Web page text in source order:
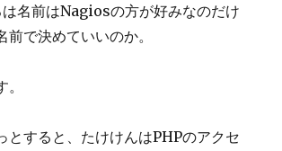
名前はNagiosの方が好みなのだけ
前で決めていいのか。
とすると、たけけんはPHPのアクセ